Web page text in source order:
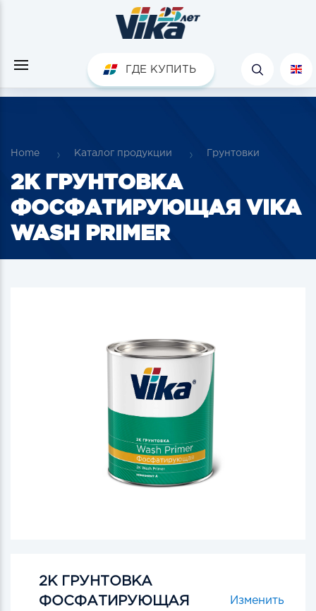
ГДЕ КУПИТЬ
Home Каталог продукции Грунтовки
2К ГРУНТОВКА
ФОСФАТИРУЮЩАЯ VIKA
WASH PRIMER
2К ГРУНТОВКА
ФОСФАТИРУЮЩАЯ
Изменить